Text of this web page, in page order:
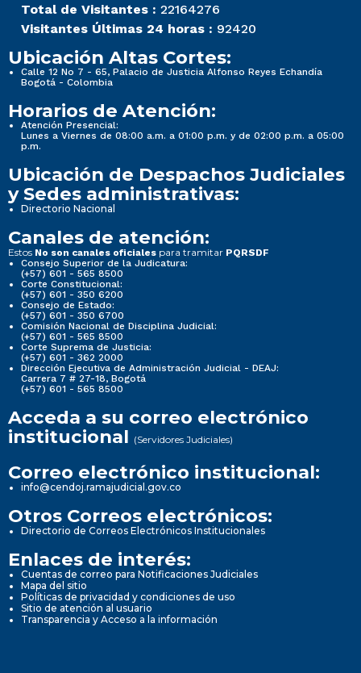
Total de Visitantes : 22164276
Visitantes Últimas 24 horas : 92420
Ubicación Altas Cortes:
Calle 12 No 7 - 65, Palacio de Justicia Alfonso Reyes Echandía
Bogotá - Colombia
Horarios de Atención:
Atención Presencial:
Lunes a Viernes de 08:00 a.m. a 01:00 p.m. y de 02:00 p.m. a 05:00
p.m.
Ubicación de Despachos Judiciales
y Sedes administrativas:
Directorio Nacional
Canales de atención:
Estos No son canales oficiales para tramitar PQRSDF
Consejo Superior de la Judicatura:
(+57) 601 - 565 8500
Corte Constitucional:
(+57) 601 - 350 6200
Consejo de Estado:
(+57) 601 - 350 6700
Comisión Nacional de Disciplina Judicial:
(+57) 601 - 565 8500
Corte Suprema de Justicia:
(+57) 601 - 362 2000
Dirección Ejecutiva de Administración Judicial - DEAJ:
Carrera 7 # 27-18, Bogotá
(+57) 601 - 565 8500
Acceda a su correo electrónico
institucional (Servidores Judiciales)
Correo electrónico institucional:
info@cendoj.ramajudicial.gov.co
Otros Correos electrónicos:
Directorio de Correos Electrónicos Institucionales
Enlaces de interés:
Cuentas de correo para Notificaciones Judiciales
Mapa del sitio
Políticas de privacidad y condiciones de uso
Sitio de atención al usuario
Transparencia y Acceso a la información